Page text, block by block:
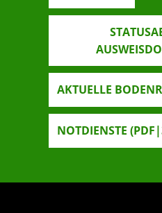
AKTUELLE
NOTDIENSTE